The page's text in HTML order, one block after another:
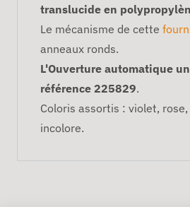
translucide en
Le mécanisme de cette
anneaux ronds.
L'Ouverture automatique
référence 225829.
Coloris assortis : violet,
incolore.